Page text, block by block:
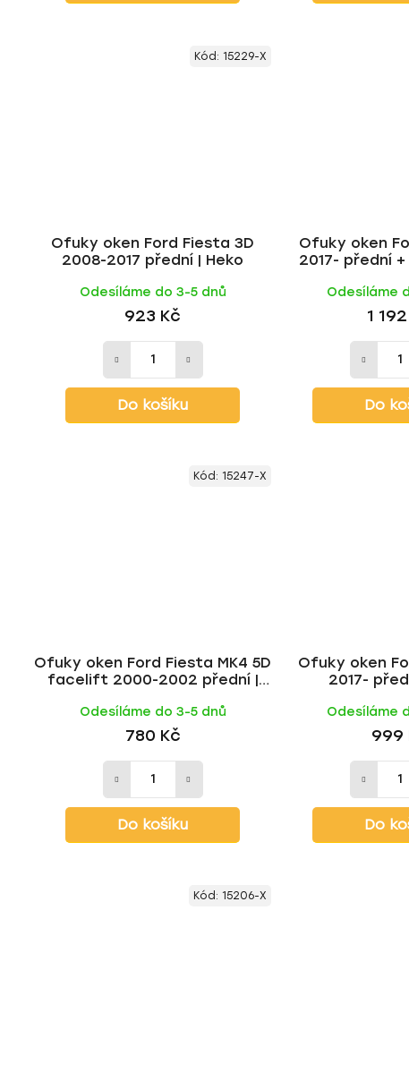
Ofuky oken Ford Fiesta 3D
2008-2017 přední | Heko
Odesíláme do 3-5 dnů
923 Kč
Do košíku
Kód: 15229-X
Ofuky oken
2017- přední
Odesíláme
1
Do
Ofuky oken Ford Fiesta MK4 5D
facelift 2000-2002 přední |
Odesíláme do 3-5 dnů
780 Kč
Do košíku
Kód: 15247-X
Ofuky oken
2017-
Odesíláme
999
Do
Kód: 15206-X